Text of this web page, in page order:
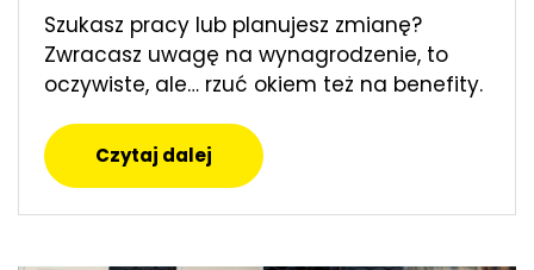
Szukasz pracy lub planujesz zmianę?
Zwracasz uwagę na wynagrodzenie, to
oczywiste, ale… rzuć okiem też na benefity.
Czytaj dalej